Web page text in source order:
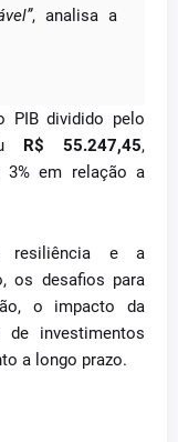
, analisa a
PIB dividido pelo
R$ 55.247,45,
3% em relação a
resiliência e a
os desafios para
o impacto da
investimentos
a longo prazo.